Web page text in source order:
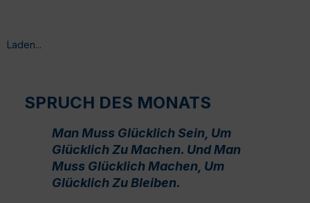
Laden...
SPRUCH DES MONATS
Man Muss Glücklich Sein, Um
Glücklich Zu Machen. Und Man
Muss Glücklich Machen, Um
Glücklich Zu Bleiben.